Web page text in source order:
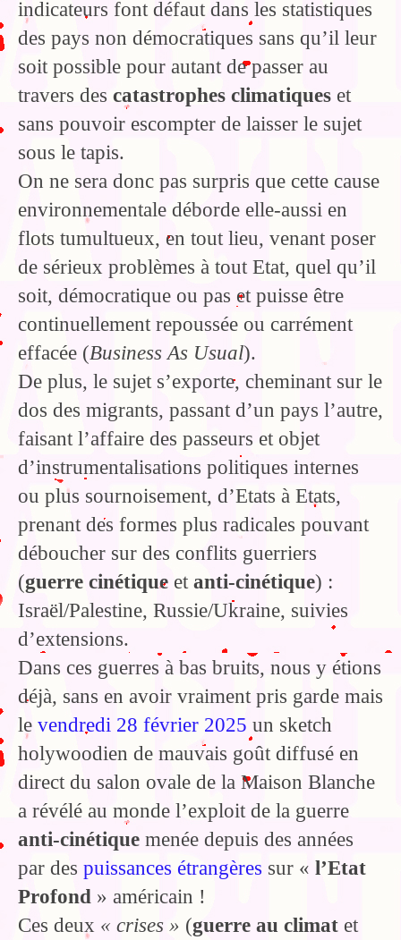
indicateurs font défaut dans les statistiques
des pays non démocratiques sans qu’il leur
soit possible pour autant de passer au
travers des catastrophes climatiques et
sans pouvoir escompter de laisser le sujet
sous le tapis.
On ne sera donc pas surpris que cette cause
environnementale déborde elle-aussi en
flots tumultueux, en tout lieu, venant poser
de sérieux problèmes à tout Etat, quel qu’il
soit, démocratique ou pas et puisse être
continuellement repoussée ou carrément
effacée (Business As Usual).
De plus, le sujet s’exporte, cheminant sur le
dos des migrants, passant d’un pays l’autre,
faisant l’affaire des passeurs et objet
d’instrumentalisations politiques internes
ou plus sournoisement, d’Etats à Etats,
prenant des formes plus radicales pouvant
déboucher sur des conflits guerriers
(guerre cinétique et anti-cinétique) :
Israël/Palestine, Russie/Ukraine, suivies
d’extensions.
Dans ces guerres à bas bruits, nous y étions
déjà, sans en avoir vraiment pris garde mais
le vendredi 28 février 2025 un sketch
holywoodien de mauvais goût diffusé en
direct du salon ovale de la Maison Blanche
a révélé au monde l’exploit de la guerre
anti-cinétique menée depuis des années
par des puissances étrangères sur « l’Etat
Profond » américain !
Ces deux « crises » (guerre au climat et